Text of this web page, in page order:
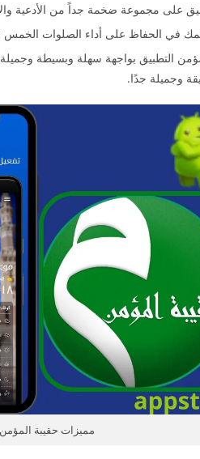
على مجموعة ضخمة جداً من الأدعية
في الحفاظ على أداء الصلوات الخمس
التطبيق بواجهة سهلة وبسيطة
وجميلة جدًا.
مميزات حقيبة المؤمن 2026 اخر اصدار